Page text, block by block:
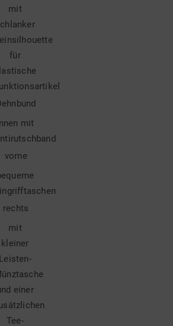
mit
für
mit
vorne
rechts
mit
kleiner
Leisten-
einer
Tee-